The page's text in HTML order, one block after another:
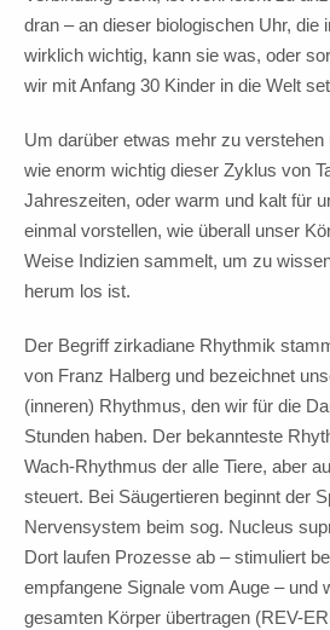
dran – an dieser biologischen Uhr, die
wirklich wichtig, kann sie was, oder
wir mit Anfang 30 Kinder in die Welt
Um darüber etwas mehr zu verstehen
wie enorm wichtig dieser Zyklus von
Jahreszeiten, oder warm und kalt für
einmal vorstellen, wie überall unser
Weise Indizien sammelt, um zu
herum los ist.
Der Begriff zirkadiane Rhythmik
von Franz Halberg und bezeichnet
(inneren) Rhythmus, den wir für die
Stunden haben. Der bekannteste
Wach-Rhythmus der alle Tiere, aber
steuert. Bei Säugertieren beginnt der
Nervensystem beim sog. Nucleus
Dort laufen Prozesse ab – stimuliert
empfangene Signale vom Auge – und
gesamten Körper übertragen (REV-